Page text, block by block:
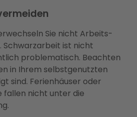
Sie nicht Arbeits-
Schwarzarbeit ist nicht
problematisch. Beachten
in Ihrem selbstgenutzten
sind. Ferienhäuser oder
nicht unter die